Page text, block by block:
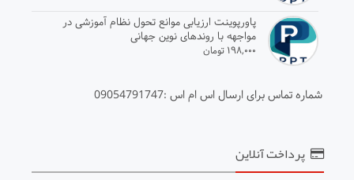
پاورپوینت ارزیابی موانع تحول نظام آموزشی در
مواجهه با روندهای نوین جهانی
۱۹۸,۰۰۰ تومان
شماره تماس برای ارسال اس ام اس :09054791747
پرداخت آنلاین